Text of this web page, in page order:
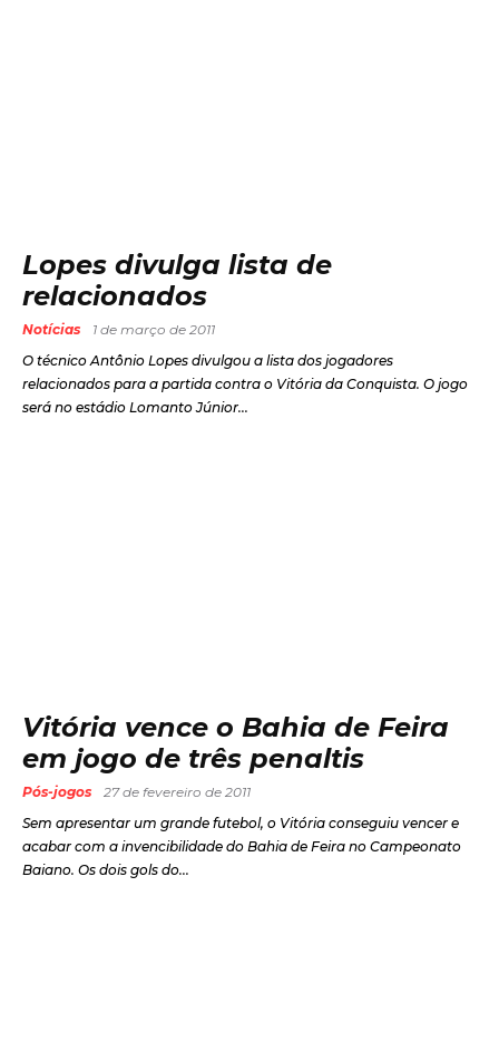
Lopes divulga lista de
relacionados
Notícias
1 de março de 2011
O técnico Antônio Lopes divulgou a lista dos jogadores
relacionados para a partida contra o Vitória da Conquista. O jogo
será no estádio Lomanto Júnior...
Vitória vence o Bahia de Feira
em jogo de três penaltis
Pós-jogos
27 de fevereiro de 2011
Sem apresentar um grande futebol, o Vitória conseguiu vencer e
acabar com a invencibilidade do Bahia de Feira no Campeonato
Baiano. Os dois gols do...